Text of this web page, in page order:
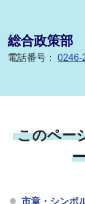
総合政策部
電話番号：0246-
このペー
市章・シンボ